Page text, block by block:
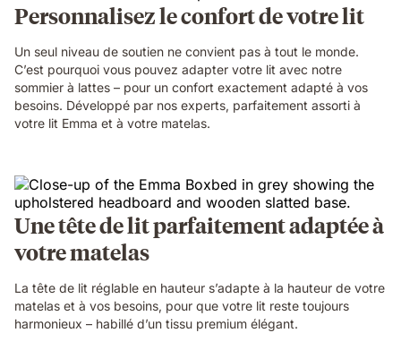
Personnalisez le confort de votre lit
Un seul niveau de soutien ne convient pas à tout le monde.
C’est pourquoi vous pouvez adapter votre lit avec notre
sommier à lattes – pour un confort exactement adapté à vos
besoins. Développé par nos experts, parfaitement assorti à
votre lit Emma et à votre matelas.
Une tête de lit parfaitement adaptée à
votre matelas
La tête de lit réglable en hauteur s’adapte à la hauteur de votre
matelas et à vos besoins, pour que votre lit reste toujours
harmonieux – habillé d’un tissu premium élégant.